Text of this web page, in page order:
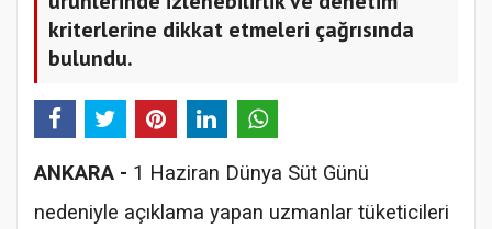
kriterlerine dikkat etmeleri çağrısında
bulundu.
ANKARA - 1 Haziran Dünya Süt Günü
nedeniyle açıklama yapan uzmanlar tüketicileri